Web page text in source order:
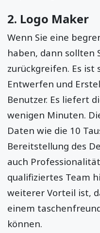
2. Logo Maker
Wenn Sie eine
haben, dann sollten
zurückgreifen. Es ist
Entwerfen und
Benutzer. Es liefert
wenigen Minuten.
Daten wie die 10
Bereitstellung des
auch
qualifiziertes Team
weiterer Vorteil ist,
einem
können.